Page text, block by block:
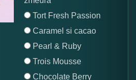
Tort Fresh Passion
Caramel si cacao
Pearl & Ruby
Trois Mousse
Chocolate Berry